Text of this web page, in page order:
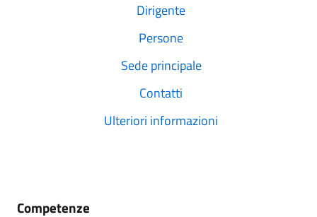
Dirigente
Persone
Sede principale
Contatti
Ulteriori informazioni
Competenze